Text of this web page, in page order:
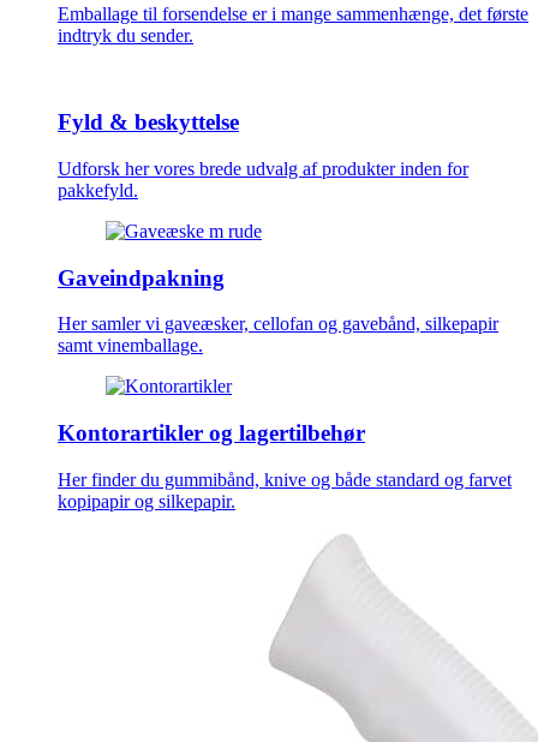
Emballage til forsendelse er i mange sammenhænge, det første
indtryk du sender.
Fyld & beskyttelse
Udforsk her vores brede udvalg af produkter inden for
pakkefyld.
Gaveindpakning
Her samler vi gaveæsker, cellofan og gavebånd, silkepapir
samt vinemballage.
Kontorartikler og lagertilbehør
Her finder du gummibånd, knive og både standard og farvet
kopipapir og silkepapir.